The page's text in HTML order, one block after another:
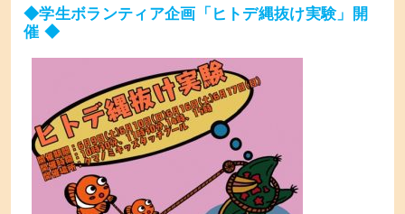
◆学生ボランティア企画「ヒトデ縄抜け実験」開
催 ◆